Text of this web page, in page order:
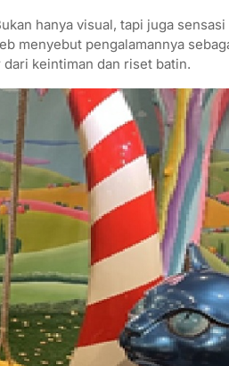
hanya visual, tapi juga
menyebut pengalamannya
keintiman dan riset batin.